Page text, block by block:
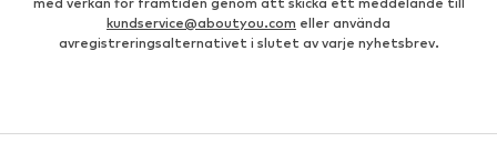
kundservice@aboutyou.com eller använda
avregistreringsalternativet i slutet av varje nyhetsbrev.